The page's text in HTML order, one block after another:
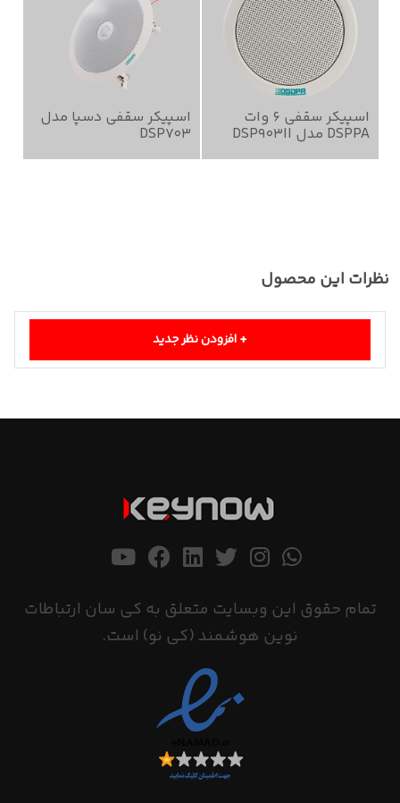
اسپیکر سقفی 6 وات
DSPPA مدل DSP903II
اسپیکر سقفی دسپا مدل
DSP703
نظرات این محصول
+افزودن نظر جدید
تمام حقوق این وبسایت متعلق به کی سان ارتباطات
نوین هوشمند (کی نو) است.